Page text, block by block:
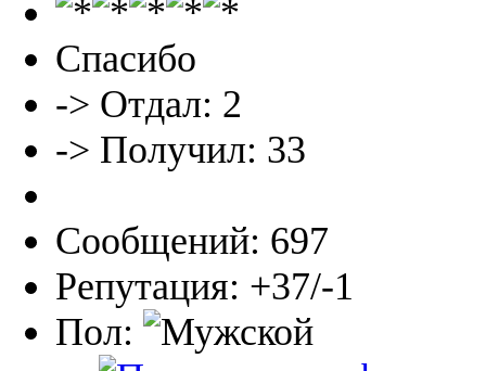
Спасибо
-> Отдал: 2
-> Получил: 33
Сообщений: 697
Репутация: +37/-1
Пол: